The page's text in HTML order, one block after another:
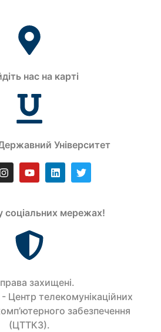
нас на карті
Університет
соціальних мережах!
захищенi.
Центр телекомунікаційних
забезпечення
(ЦТТКЗ).